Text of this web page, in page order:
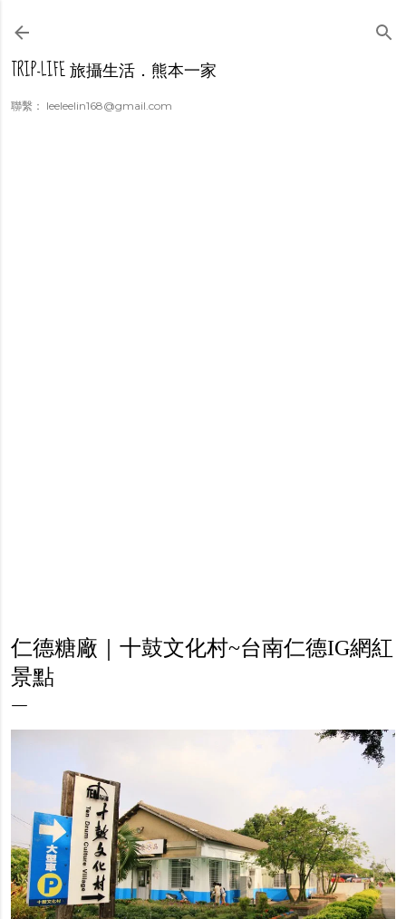
TRIP-LIFE 旅攝生活．熊本一家
聯繫： leeleelin168@gmail.com
仁德糖廠｜十鼓文化村~台南仁德IG網紅
景點